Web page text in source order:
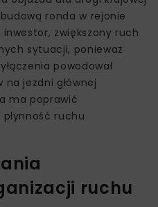
ronda w rejonie
inwestor, zwiększony ruch
sytuacji, ponieważ
powodował
jezdni głównej
ma poprawić
ruchu
ruchu